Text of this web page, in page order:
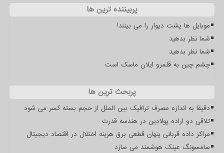
پربیننده ترین ها
موبایل ها پشت دیوار را می بینند!
شما نظر بدهید
شما نظر بدهید
چشم چین به قلمرو ایلان ماسک است
پربحث ترین ها
دقیقا به اندازه مصرف ترافیک بین الملل از حجم بسته کسر می شود
تلاقی دو اراده پولادین در هندسه قدرت
مراکز داده قربانی پنهان قطعی برق هزینه اختلال در اقتصاد دیجیتال
سامسونگ عینک هوشمند می سازد